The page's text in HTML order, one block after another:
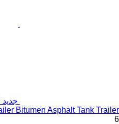
جديد
Bitumen Asphalt Tank Trailer
6